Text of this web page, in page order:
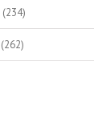
(234)
(262)